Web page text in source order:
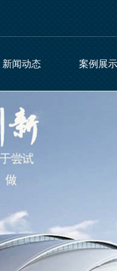
新闻动态 案例展示